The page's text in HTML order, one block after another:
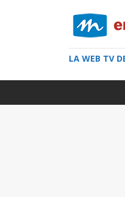
LA WEB TV